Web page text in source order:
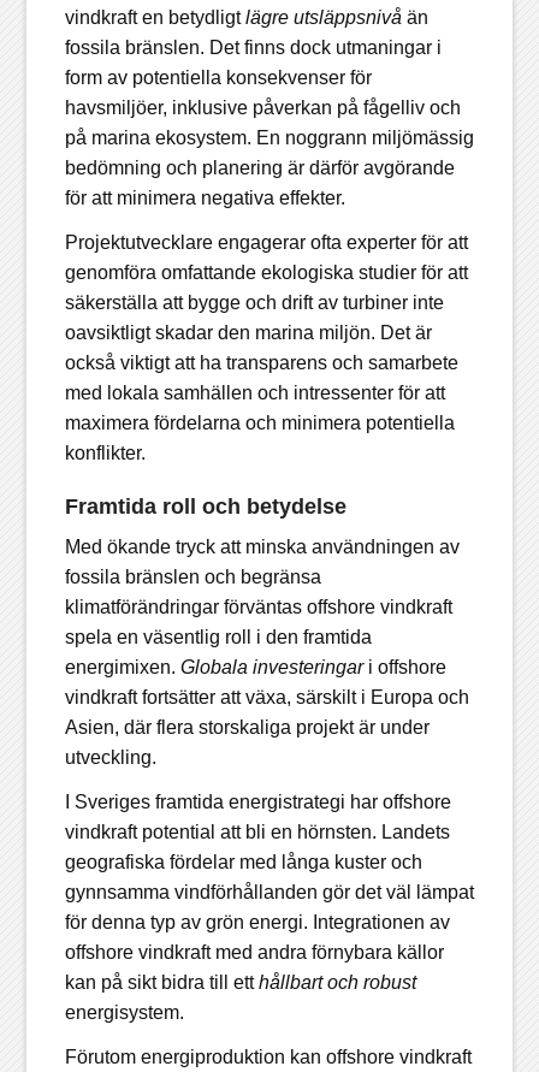
vindkraft en betydligtlägre utsläppsnivå än
fossila bränslen. Det finns dock utmaningar i
form av potentiella konsekvenser för
havsmiljöer, inklusive påverkan på fågelliv och
på marina ekosystem. En noggrann miljömässig
bedömning och planering är därför avgörande
för att minimera negativa effekter.
Projektutvecklare engagerar ofta experter för att
genomföra omfattande ekologiska studier för att
säkerställa att bygge och drift av turbiner inte
oavsiktligt skadar den marina miljön. Det är
också viktigt att ha transparens och samarbete
med lokala samhällen och intressenter för att
maximera fördelarna och minimera potentiella
konflikter.
Framtida roll och betydelse
Med ökande tryck att minska användningen av
fossila bränslen och begränsa
klimatförändringar förväntas offshore vindkraft
spela en väsentlig roll i den framtida
energimixen. Globala investeringari offshore
vindkraft fortsätter att växa, särskilt i Europa och
Asien, där flera storskaliga projekt är under
utveckling.
I Sveriges framtida energistrategi har offshore
vindkraft potential att bli en hörnsten. Landets
geografiska fördelar med långa kuster och
gynnsamma vindförhållanden gör det väl lämpat
för denna typ av grön energi. Integrationen av
offshore vindkraft med andra förnybara källor
kan på sikt bidra till etthållbart och robust
energisystem.
Förutom energiproduktion kan offshore vindkraft